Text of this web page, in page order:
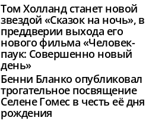
Том Холланд станет новой
звездой «Сказок на ночь», в
преддверии выхода его
нового фильма «Человек-
паук: Совершенно новый
день»
Бенни Бланко опубликовал
трогательное посвящение
Селене Гомес в честь её дня
рождения